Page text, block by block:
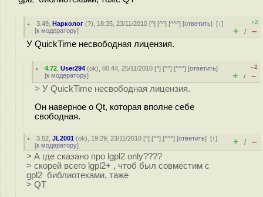
3.49 ,Нарколог (?), 18:35, 23/11/2010 [^] [^^] [^^^] [ответить][↓]
[к модератору]
+2
+ / –
У QuickTime несвободная лицензия.
4.72 ,User294 (ok), 00:44, 25/11/2010 [^] [^^] [^^^] [ответить]
[к модератору]
–2
+ / –
> У QuickTime несвободная лицензия.
Он наверное о Qt, которая вполне себе
свободная.
3.52 ,JL2001 (ok), 19:29, 23/11/2010 [^] [^^] [^^^] [ответить][↑]
[к модератору] + / –
> А где сказано про lgpl2 only????
> скорей всего lgpl2+ , чтоб был совместим с
gpl2 библиотеками, таже
> QT